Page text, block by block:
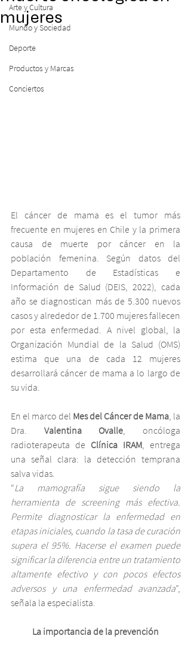
Arte y Cultura
Mundo y Sociedad
Deporte
Productos y Marcas
Conciertos
mujeres
El cáncer de mama es el tumor más
frecuente en mujeres en Chile y la primera
causa de muerte por cáncer en la
población femenina. Según datos del
Departamento de Estadísticas e
Información de Salud (DEIS, 2022), cada
año se diagnostican más de 5.300 nuevos
casos y alrededor de 1.700 mujeres fallecen
por esta enfermedad. A nivel global, la
Organización Mundial de la Salud (OMS)
estima que una de cada 12 mujeres
desarrollará cáncer de mama a lo largo de
su vida.
En el marco del Mes del Cáncer de Mama, la
Dra. Valentina Ovalle, oncóloga
radioterapeuta de Clínica IRAM, entrega
una señal clara: la detección temprana
salva vidas.
“La mamografía sigue siendo la
herramienta de screening más efectiva.
Permite diagnosticar la enfermedad en
etapas iniciales, cuando la tasa de curación
supera el 95%. Hacerse el examen puede
significar la diferencia entre un tratamiento
altamente efectivo y con pocos efectos
adversos y una enfermedad avanzada”,
señala la especialista.
La importancia de la prevención